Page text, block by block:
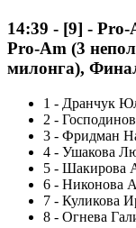
14:39 - [9] - Pro-
Pro-Am (3
милонга),
1 - Дранчук
2 -
3 - Фридман
4 - Ушакова
5 - Шакирова
6 - Никонова
7 - Куликова
8 - Огнева